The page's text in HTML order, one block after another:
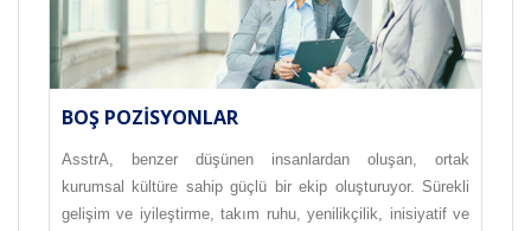
BOŞ POZISYONLAR
AsstrA, benzer düşünen insanlardan oluşan, ortak
kurumsal kültüre sahip güçlü bir ekip oluşturuyor. Sürekli
gelişim ve iyileştirme, takım ruhu, yenilikçilik, inisiyatif ve